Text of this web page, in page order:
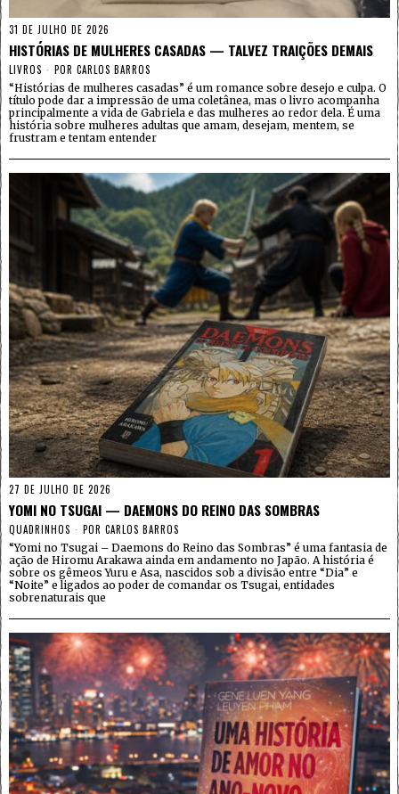
31 DE JULHO DE 2026
HISTÓRIAS DE MULHERES CASADAS — TALVEZ TRAIÇÕES DEMAIS
LIVROS POR CARLOS BARROS
“Histórias de mulheres casadas” é um romance sobre desejo e culpa. O
título pode dar a impressão de uma coletânea, mas o livro acompanha
principalmente a vida de Gabriela e das mulheres ao redor dela. É uma
história sobre mulheres adultas que amam, desejam, mentem, se
frustram e tentam entender
27 DE JULHO DE 2026
YOMI NO TSUGAI — DAEMONS DO REINO DAS SOMBRAS
QUADRINHOS POR CARLOS BARROS
“Yomi no Tsugai – Daemons do Reino das Sombras” é uma fantasia de
ação de Hiromu Arakawa ainda em andamento no Japão. A história é
sobre os gêmeos Yuru e Asa, nascidos sob a divisão entre “Dia” e
“Noite” e ligados ao poder de comandar os Tsugai, entidades
sobrenaturais que